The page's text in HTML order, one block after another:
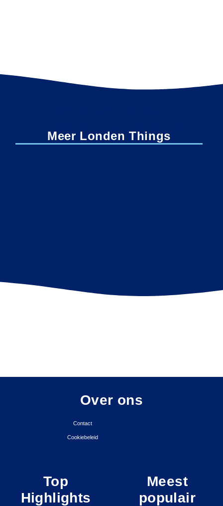
Meer Londen Things
Over ons
Contact
Cookiebeleid
Top
Highlights
Meest
populair